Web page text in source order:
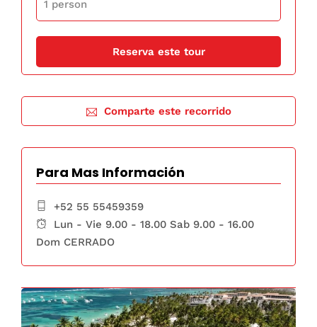
Comparte este recorrido
Para Mas Información
+52 55 55459359
Lun - Vie 9.00 - 18.00 Sab 9.00 - 16.00
Dom CERRADO